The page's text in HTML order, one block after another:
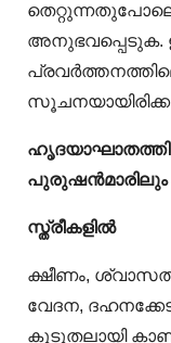
സ്ത്രീകളില്‍
ക്ഷീണം,
വേദന,
കൂടുതലായി